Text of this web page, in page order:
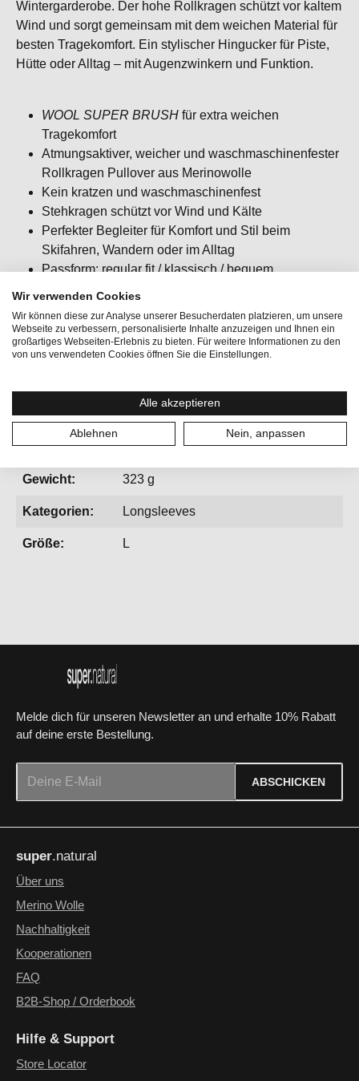
Wintergarderobe. Der hohe Rollkragen schützt vor kaltem
Wind und sorgt gemeinsam mit dem weichen Material für
besten Tragekomfort. Ein stylischer Hingucker für Piste,
Hütte oder Alltag – mit Augenzwinkern und Funktion.
WOOL SUPER BRUSH für extra weichen
Tragekomfort
Atmungsaktiver, weicher und waschmaschinenfester
Rollkragen Pullover aus Merinowolle
Kein kratzen und waschmaschinenfest
Stehkragen schützt vor Wind und Kälte
Perfekter Begleiter für Komfort und Stil beim
Skifahren, Wandern oder im Alltag
Passform: regular fit / klassisch / bequem
Aktivitäten: Bergsport, Lifestyle, Wintersport
Geschlecht: Damen
Gewicht: 323 g
Kategorien: Longsleeves
Größe: L
Melde dich für unseren Newsletter an und erhalte 10% Rabatt
auf deine erste Bestellung.
ABSCHICKEN
genommen und die
einverstanden.
Die mit einem Stern (*) markierten Felder sind Pflichtfelder.
super.natural
Über uns
Merino Wolle
Nachhaltigkeit
Kooperationen
FAQ
B2B-Shop / Orderbook
Hilfe & Support
Store Locator
Wir verwenden Cookies
Wir können diese zur Analyse unserer Besucherdaten platzieren, um unsere
Webseite zu verbessern, personalisierte Inhalte anzuzeigen und Ihnen ein
großartiges Webseiten-Erlebnis zu bieten. Für weitere Informationen zu den
von uns verwendeten Cookies öffnen Sie die Einstellungen.
Alle akzeptieren
Ablehnen Nein, anpassen